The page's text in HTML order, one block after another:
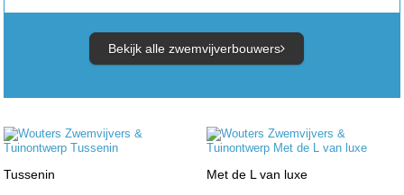
Bekijk alle zwemvijverbouwers
Tussenin Met de L van luxe